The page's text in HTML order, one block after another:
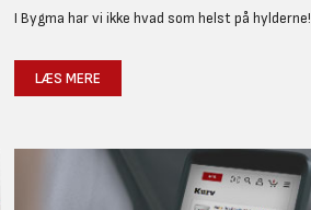
I Bygma har vi ikke hvad som helst på hylderne!
LÆS MERE